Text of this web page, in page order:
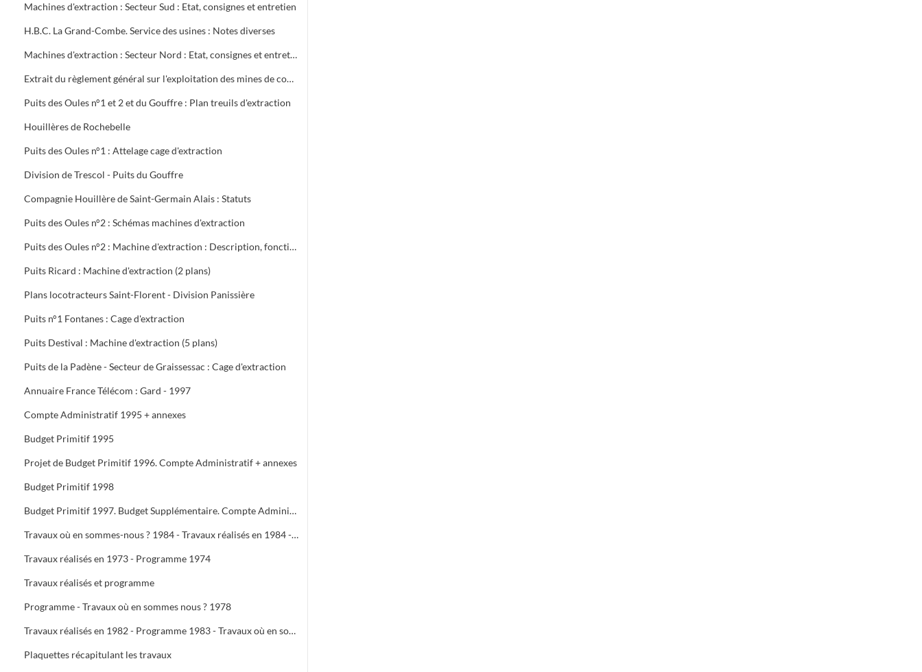
Machines d'extraction : Secteur Sud : Etat, consignes et entretien
H.B.C. La Grand-Combe. Service des usines : Notes diverses
Machines d'extraction : Secteur Nord : Etat, consignes et entretien
Extrait du règlement général sur l'exploitation des mines de combustibles : décret du 13 août 1911 modifié en mai 1931
Puits des Oules n°1 et 2 et du Gouffre : Plan treuils d'extraction
Houillères de Rochebelle
Puits des Oules n°1 : Attelage cage d'extraction
Division de Trescol - Puits du Gouffre
Compagnie Houillère de Saint-Germain Alais : Statuts
Puits des Oules n°2 : Schémas machines d'extraction
Puits des Oules n°2 : Machine d'extraction : Description, fonctionnement, conduite et entretien : 3 documents
Puits Ricard : Machine d'extraction (2 plans)
Plans locotracteurs Saint-Florent - Division Panissière
Puits n°1 Fontanes : Cage d'extraction
Puits Destival : Machine d'extraction (5 plans)
Puits de la Padène - Secteur de Graissessac : Cage d'extraction
Annuaire France Télécom : Gard - 1997
Compte Administratif 1995 + annexes
Budget Primitif 1995
Projet de Budget Primitif 1996. Compte Administratif + annexes
Budget Primitif 1998
Budget Primitif 1997. Budget Supplémentaire. Compte Administratif + annexes
Travaux où en sommes-nous ? 1984 - Travaux réalisés en 1984 - Programme 1985 - Travaux 1987
Travaux réalisés en 1973 - Programme 1974
Travaux réalisés et programme
Programme - Travaux où en sommes nous ? 1978
Travaux réalisés en 1982 - Programme 1983 - Travaux où en sommes-nous ? 1983 - Travaux réalisés en 1983 - Programme 1984
Plaquettes récapitulant les travaux